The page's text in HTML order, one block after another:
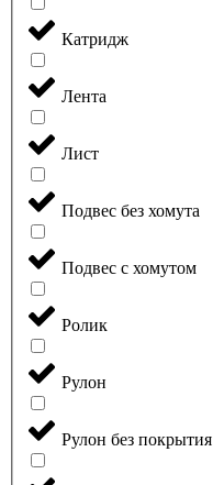
Катридж
Лента
Лист
Подвес без хомута
Подвес с хомутом
Ролик
Рулон
Рулон без покрытия